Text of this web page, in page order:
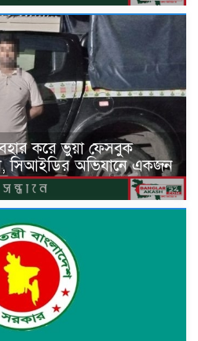
করে ভুয়া ফেসবুক
সিআইডির অভিযানে একজন